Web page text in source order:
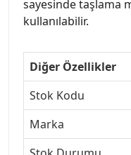
sayesinde taşlama
kullanılabilir.
Diğer Özellikler
Stok Kodu
Marka